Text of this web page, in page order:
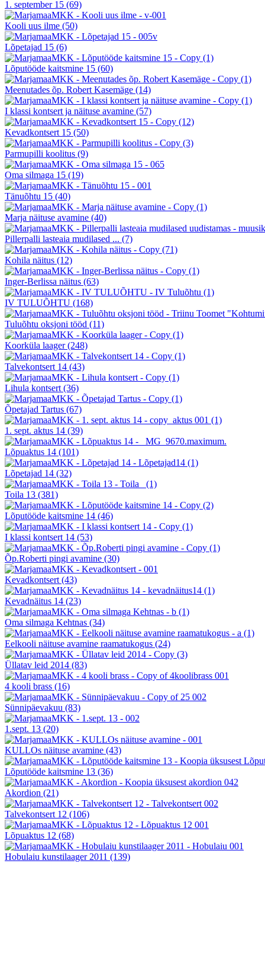
1. september 15 (69)
Kooli uus ilme (50)
Lõpetajad 15 (6)
Lõputööde kaitsmine 15 (60)
Meenutades õp. Robert Kasemäge (14)
I klassi kontsert ja näituse avamine (57)
Kevadkontsert 15 (50)
Parmupilli koolitus (9)
Oma silmaga 15 (19)
Tänuõhtu 15 (40)
Marja näituse avamine (40)
Pillerpalli lasteaia mudilased ... (7)
Kohila näitus (12)
Inger-Berlissa näitus (63)
IV TULUÕHTU (168)
Tuluõhtu oksjoni tööd (11)
Koorküla laager(248)
Talvekontsert 14 (43)
Lihula kontsert (36)
Õpetajad Tartus (67)
1. sept. aktus 14 (39)
Lõpuaktus 14 (101)
Lõpetajad 14 (32)
Toila 13 (381)
Lõputööde kaitsmine 14 (46)
I klassi kontsert 14 (53)
Õp.Roberti pingi avamine (30)
Kevadkontsert (43)
Kevadnäitus 14 (23)
Oma silmaga Kehtnas (34)
Eelkooli näituse avamine raamatukogus (24)
Üllatav leid 2014 (83)
4 kooli brass (16)
Sünnipäevakuu (83)
1.sept. 13 (20)
KULLOs näituse avamine (43)
Lõputööde kaitsmine 13 (36)
Akordion (21)
Talvekontsert 12 (106)
Lõpuaktus 12 (68)
Hobulaiu kunstilaager 2011 (139)